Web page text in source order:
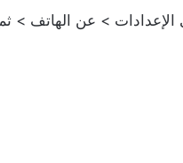
الإعدادات > عن الهاتف >